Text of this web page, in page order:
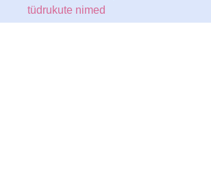
tüdrukute nimed